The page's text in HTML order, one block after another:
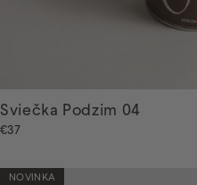
Sviečka Podzim 04
€37
NOVINKA